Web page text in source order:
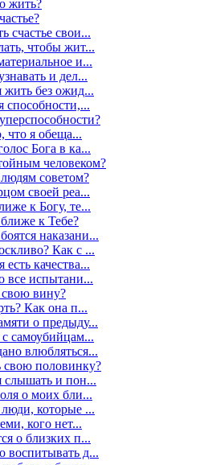
жить?
счастье свои...
чтобы жит...
и...
и дел...
жить без ожид...
способности,...
что я обеща...
Бога в ка...
человеком?
советом?
своей реа...
к Богу, те...
к Тебе?
наказани...
Как с ...
качества...
все испытани...
вину?
Как она п...
о предыду...
с самоубийцам...
влюбляться...
свою половинку?
слышать и пон...
о моих бли...
которые ...
кого нет...
о близких п...
воспитывать д...